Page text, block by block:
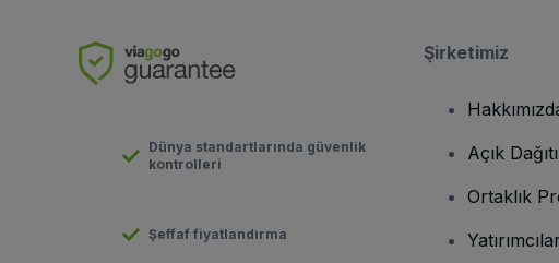
Dünya standartlarında güvenlik
kontrolleri
Şeffaf fiyatlandırma
Şirketimiz
Açık
Ortaklık
Yatırımcılar